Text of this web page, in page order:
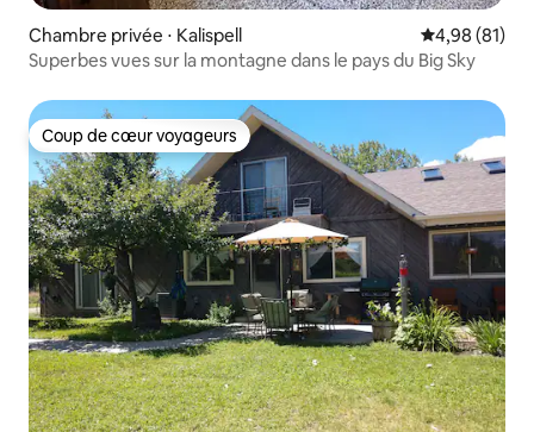
Chambre privée ⋅ Kalispell Évaluation
4,98 (81)
Superbes vues sur la montagne dans le pays du Big Sky
Coup de cœur voyageurs
Coup de cœur voyageurs